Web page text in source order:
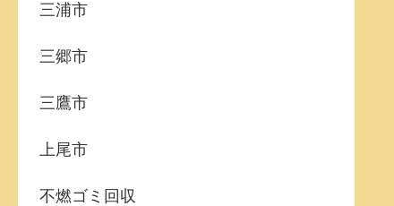
三浦市
三郷市
三鷹市
上尾市
不燃ゴミ回収